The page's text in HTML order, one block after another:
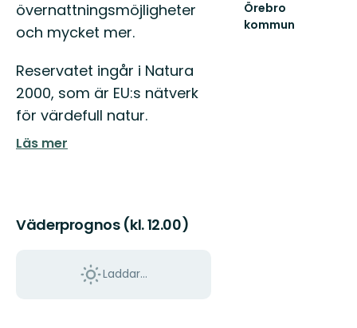
övernattningsmöjligheter
och mycket mer.
Reservatet ingår i Natura
2000, som är EU:s nätverk
för värdefull natur.
Läs mer
Väderprognos (kl. 12.00)
Laddar...
Örebro
kommun